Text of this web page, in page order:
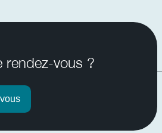
rendez-vous ?